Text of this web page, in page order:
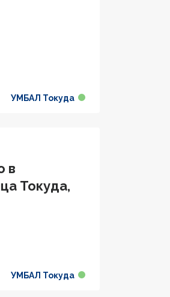
УМБАЛ Токуда
в
Токуда,
УМБАЛ Токуда